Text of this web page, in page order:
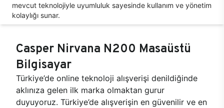
mevcut teknolojiyle uyumluluk sayesinde kullanım ve yönetim
kolaylığı sunar.
Casper Nirvana N200 Masaüstü
Bilgisayar
Türkiye’de online teknoloji alışverişi denildiğinde
aklınıza gelen ilk marka olmaktan gurur
duyuyoruz. Türkiye’de alışverişin en güvenilir ve en